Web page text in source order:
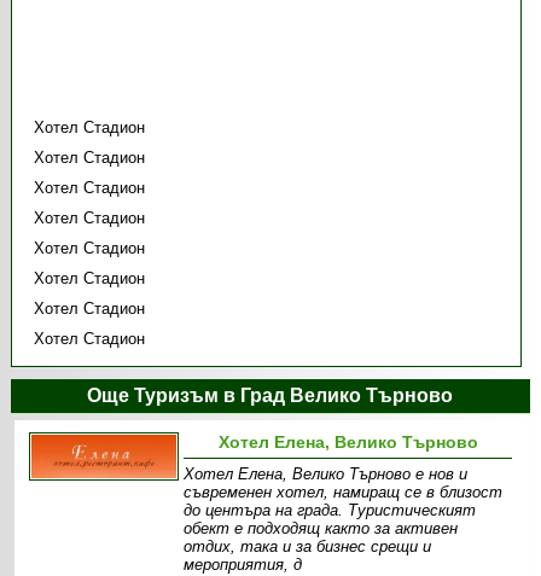
Хотел Стадион
Хотел Стадион
Хотел Стадион
Хотел Стадион
Хотел Стадион
Хотел Стадион
Хотел Стадион
Хотел Стадион
Още Туризъм в Град Велико Търново
Хотел Елена, Велико Търново
Хотел Елена, Велико Търново е нов и
съвременен хотел, намиращ се в близост
до центъра на града. Туристическият
обект е подходящ както за активен
отдих, така и за бизнес срещи и
мероприятия, д